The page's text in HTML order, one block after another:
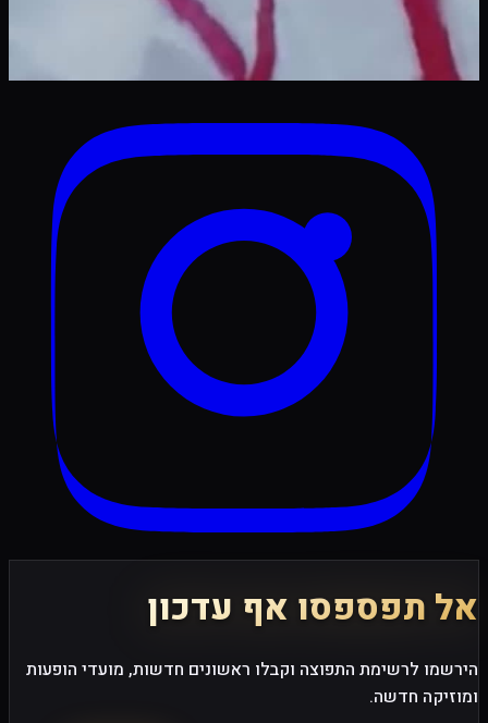
אל תפספסו אף עדכון
הירשמו לרשימת התפוצה וקבלו ראשונים חדשות, מועדי הופעות
ומוזיקה חדשה.